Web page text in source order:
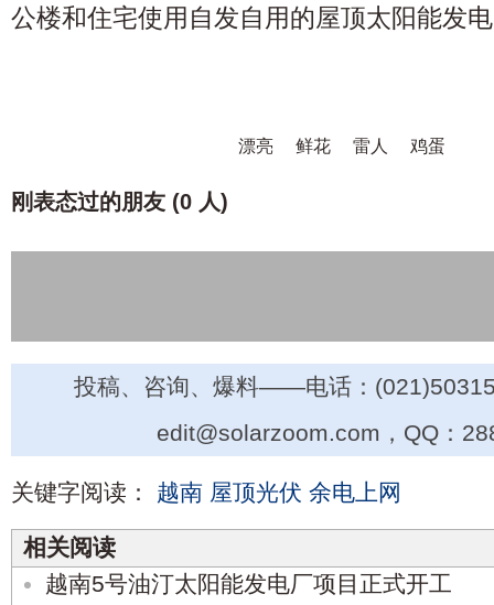
公楼和住宅使用自发自用的屋顶太阳能发
漂亮 鲜花 雷人 鸡蛋
刚表态过的朋友 (0 人)
投稿、咨询、爆料——电话：
edit@solarzoom.com，QQ：
关键字阅读： 越南 屋顶光伏 余电上网
相关阅读
越南5号油汀太阳能发电厂项目正式开工